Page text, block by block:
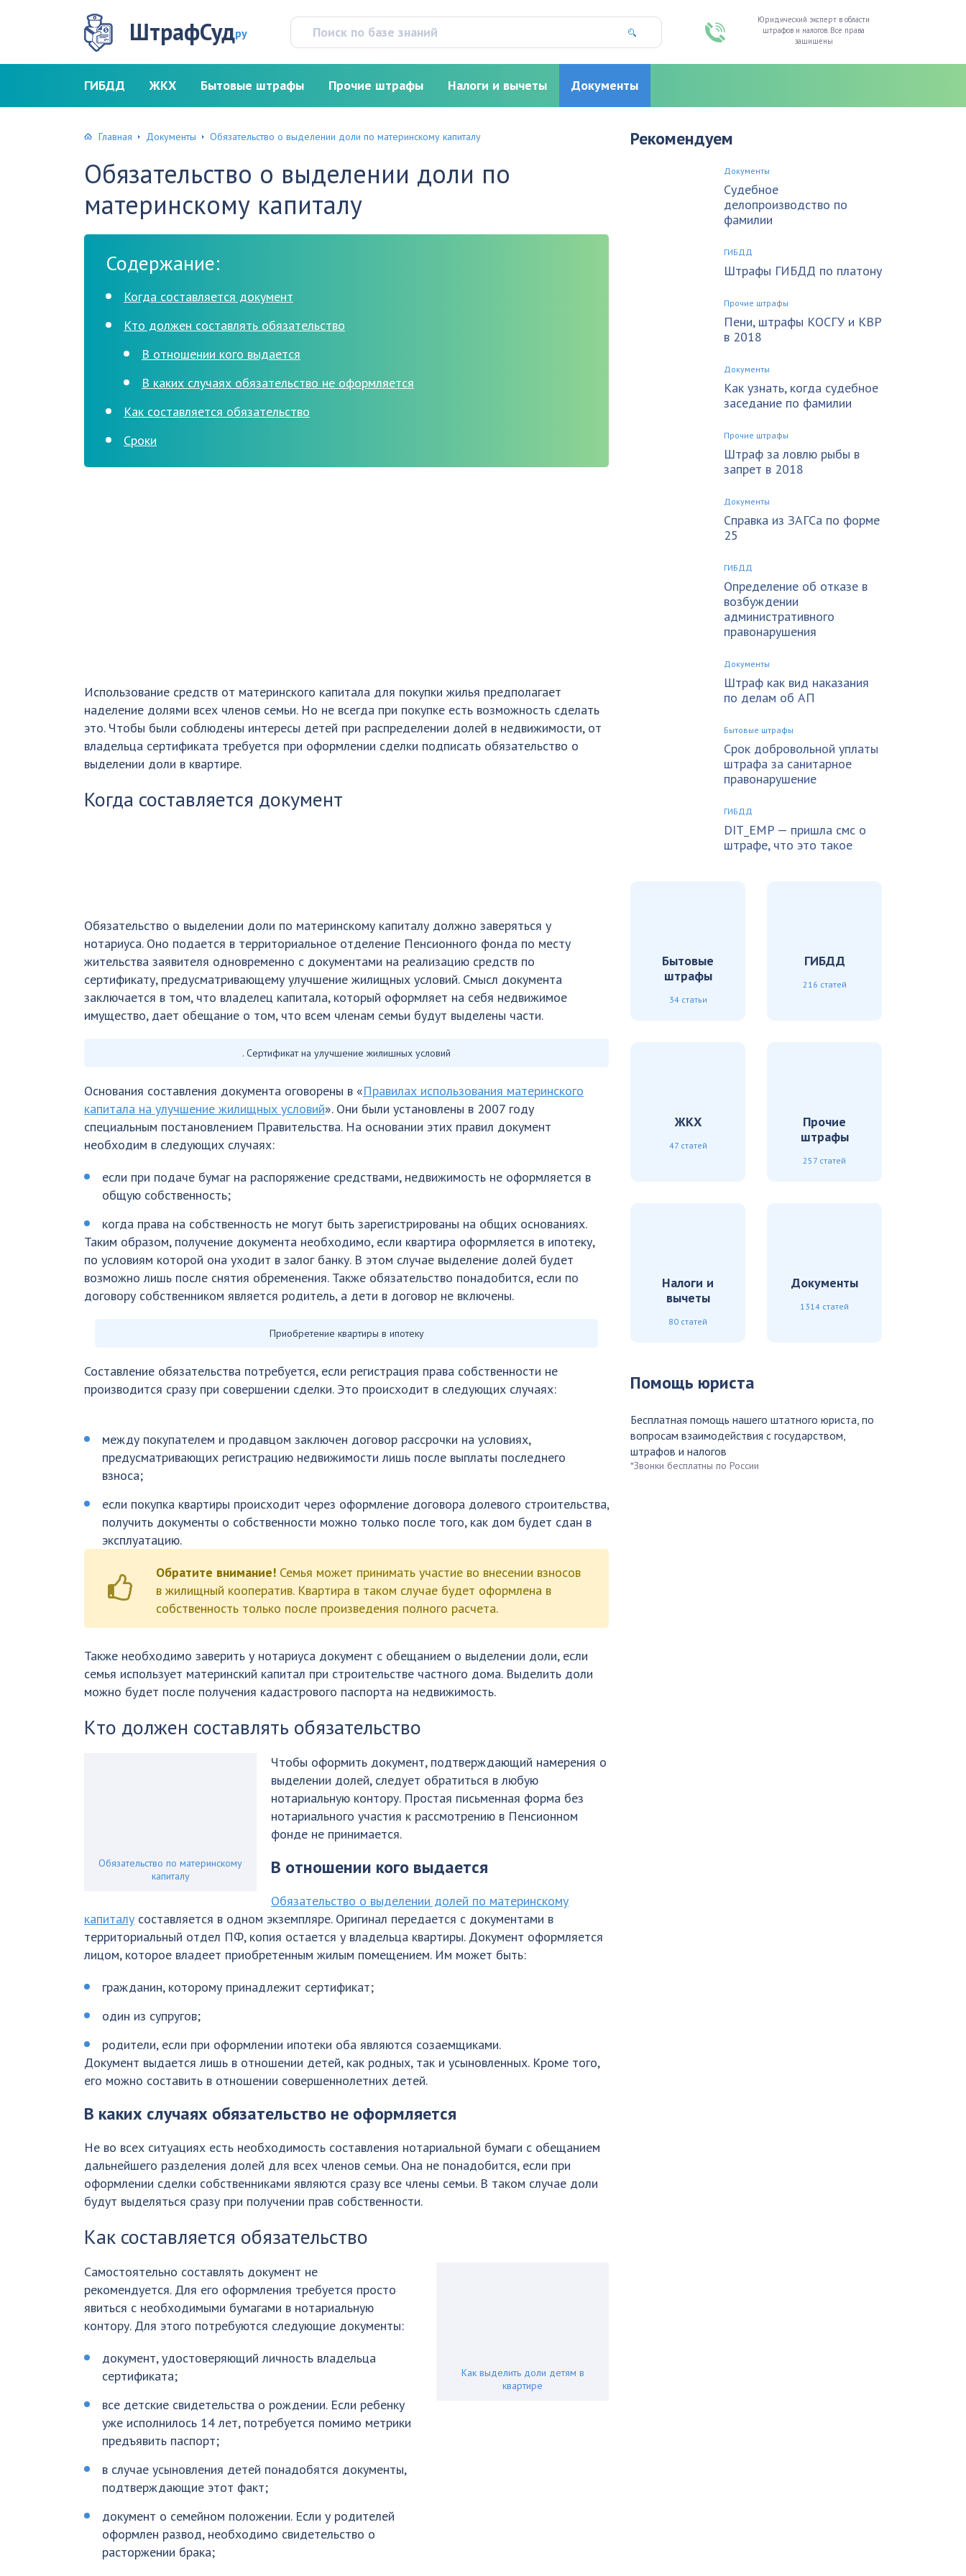
ШтрафСудру
Юридический эксперт в области
штрафов и налогов. Все права
защищены
ГИБДД ЖКХ Бытовые штрафы Прочие штрафы Налоги и вычеты Документы
Главная Документы Обязательство о выделении доли по материнскому капиталу
Обязательство о выделении доли по
материнскому капиталу
Содержание:
Когда составляется документ
Кто должен составлять обязательство
В отношении кого выдается
В каких случаях обязательство не оформляется
Как составляется обязательство
Сроки
Использование средств от материнского капитала для покупки жилья предполагает
наделение долями всех членов семьи. Но не всегда при покупке есть возможность сделать
это. Чтобы были соблюдены интересы детей при распределении долей в недвижимости, от
владельца сертификата требуется при оформлении сделки подписать обязательство о
выделении доли в квартире.
Когда составляется документ
Обязательство о выделении доли по материнскому капиталу должно заверяться у
нотариуса. Оно подается в территориальное отделение Пенсионного фонда по месту
жительства заявителя одновременно с документами на реализацию средств по
сертификату, предусматривающему улучшение жилищных условий. Смысл документа
заключается в том, что владелец капитала, который оформляет на себя недвижимое
имущество, дает обещание о том, что всем членам семьи будут выделены части.
. Сертификат на улучшение жилишных условий
Основания составления документа оговорены в «Правилах использования материнского
капитала на улучшение жилищных условий». Они были установлены в 2007 году
специальным постановлением Правительства. На основании этих правил документ
необходим в следующих случаях:
если при подаче бумаг на распоряжение средствами, недвижимость не оформляется в
общую собственность;
когда права на собственность не могут быть зарегистрированы на общих основаниях.
Таким образом, получение документа необходимо, если квартира оформляется в ипотеку,
по условиям которой она уходит в залог банку. В этом случае выделение долей будет
возможно лишь после снятия обременения. Также обязательство понадобится, если по
договору собственником является родитель, а дети в договор не включены.
Приобретение квартиры в ипотеку
Составление обязательства потребуется, если регистрация права собственности не
производится сразу при совершении сделки. Это происходит в следующих случаях:
между покупателем и продавцом заключен договор рассрочки на условиях,
предусматривающих регистрацию недвижимости лишь после выплаты последнего
взноса;
если покупка квартиры происходит через оформление договора долевого строительства,
получить документы о собственности можно только после того, как дом будет сдан в
эксплуатацию.
Обратите внимание! Семья может принимать участие во внесении взносов
в жилищный кооператив. Квартира в таком случае будет оформлена в
собственность только после произведения полного расчета.
Также необходимо заверить у нотариуса документ с обещанием о выделении доли, если
семья использует материнский капитал при строительстве частного дома. Выделить доли
можно будет после получения кадастрового паспорта на недвижимость.
Кто должен составлять обязательство
Обязательство по материнскому
капиталу
Чтобы оформить документ, подтверждающий намерения о
выделении долей, следует обратиться в любую
нотариальную контору. Простая письменная форма без
нотариального участия к рассмотрению в Пенсионном
фонде не принимается.
В отношении кого выдается
Обязательство о выделении долей по материнскому
капиталу составляется в одном экземпляре. Оригинал передается с документами в
территориальный отдел ПФ, копия остается у владельца квартиры. Документ оформляется
лицом, которое владеет приобретенным жилым помещением. Им может быть:
гражданин, которому принадлежит сертификат;
один из супругов;
родители, если при оформлении ипотеки оба являются созаемщиками.
Документ выдается лишь в отношении детей, как родных, так и усыновленных. Кроме того,
его можно составить в отношении совершеннолетних детей.
В каких случаях обязательство не оформляется
Не во всех ситуациях есть необходимость составления нотариальной бумаги с обещанием
дальнейшего разделения долей для всех членов семьи. Она не понадобится, если при
оформлении сделки собственниками являются сразу все члены семьи. В таком случае доли
будут выделяться сразу при получении прав собственности.
Как составляется обязательство
Как выделить доли детям в
квартире
Самостоятельно составлять документ не
рекомендуется. Для его оформления требуется просто
явиться с необходимыми бумагами в нотариальную
контору. Для этого потребуются следующие документы:
документ, удостоверяющий личность владельца
сертификата;
все детские свидетельства о рождении. Если ребенку
уже исполнилось 14 лет, потребуется помимо метрики
предъявить паспорт;
в случае усыновления детей понадобятся документы,
подтверждающие этот факт;
документ о семейном положении. Если у родителей
оформлен развод, необходимо свидетельство о
расторжении брака;
Рекомендуем
Документы
Судебное
делопроизводство по
фамилии
ГИБДД
Штрафы ГИБДД по платону
Прочие штрафы
Пени, штрафы КОСГУ и КВР
в 2018
Документы
Как узнать, когда судебное
заседание по фамилии
Прочие штрафы
Штраф за ловлю рыбы в
запрет в 2018
Документы
Справка из ЗАГСа по форме
25
ГИБДД
Определение об отказе в
возбуждении
административного
правонарушения
Документы
Штраф как вид наказания
по делам об АП
Бытовые штрафы
Срок добровольной уплаты
штрафа за санитарное
правонарушение
ГИБДД
DIT_EMP — пришла смс о
штрафе, что это такое
Бытовые
штрафы
34 статьи
ГИБДД
216 статей
ЖКХ
47 статей
Прочие
штрафы
257 статей
Налоги и
вычеты
80 статей
Документы
1314 статей
Помощь юриста
Бесплатная помощь нашего штатного юриста, по
вопросам взаимодействия с государством,
штрафов и налогов
*Звонки бесплатны по России